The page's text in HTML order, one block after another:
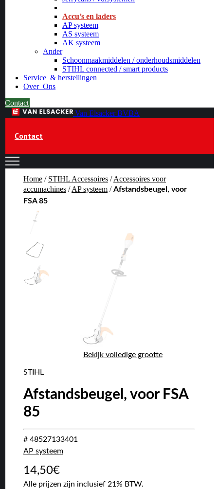
Accu’s en laders
AP systeem
AS systeem
AK systeem
Ander
Schoonmaakmiddelen / onderhoudsmiddelen
STIHL connected / smart products
Service & herstellingen
Over Ons
Contact
Van Elsacker BVBA
Contact
Home / STIHL Accessoires /Accessoires voor
accumachines /AP systeem /Afstandsbeugel, voor
FSA 85
Bekijk volledige grootte
STIHL
Afstandsbeugel, voor FSA
85
# 48527133401
AP systeem
14,50€
Alle prijzen zijn inclusief 21% BTW.